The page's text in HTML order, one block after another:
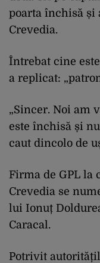
poarta închisă și
Crevedia.
Întrebat cine
a replicat:
„Sincer. Noi am
este închisă și
caut dincolo de
Firma de GPL la
Crevedia se
lui Ionuț
Caracal.
Potrivit